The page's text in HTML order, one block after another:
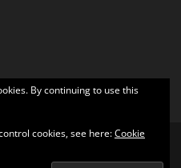
By continuing to use this
cookies, see here:Cookie